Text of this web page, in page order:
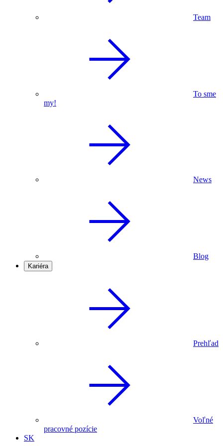
Team
To sme
my!
News
Blog
Kariéra
Prehľad
Voľné
pracovné pozície
SK